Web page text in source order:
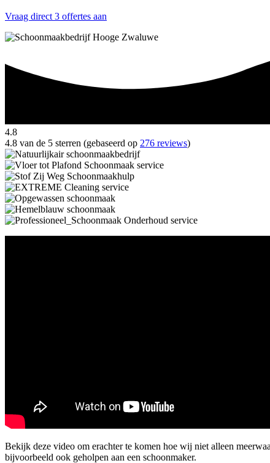
Vraag direct 3 offertes aan
4.8
4.8 van de 5 sterren (gebaseerd op 276 reviews)
Bekijk deze video om erachter te komen hoe wij niet alleen
bijvoorbeeld ook geholpen aan een schoonmaker.